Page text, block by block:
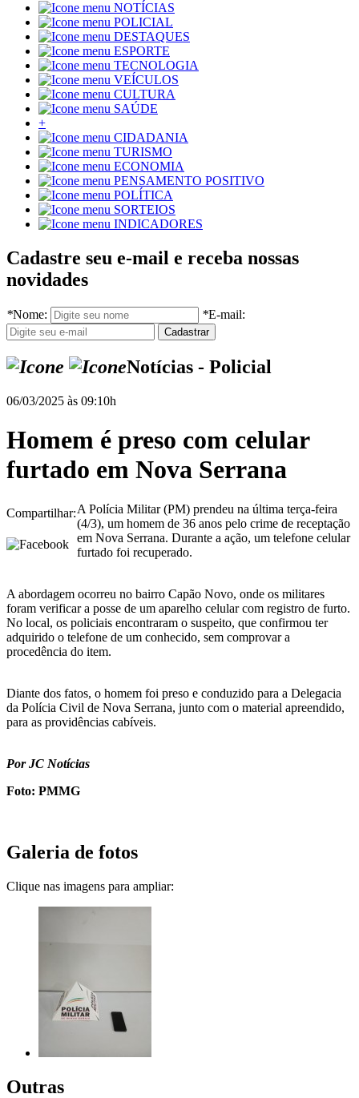
NOTÍCIAS
POLICIAL
DESTAQUES
ESPORTE
TECNOLOGIA
VEÍCULOS
CULTURA
SAÚDE
+
CIDADANIA
TURISMO
ECONOMIA
PENSAMENTO POSITIVO
POLÍTICA
SORTEIOS
INDICADORES
Cadastre seu e-mail e receba nossas
novidades
*Nome: *E-mail:
Notícias - Policial
06/03/2025 às 09:10h
Homem é preso com celular
furtado em Nova Serrana
Compartilhar:A Polícia Militar (PM) prendeu na última terça-feira
(4/3), um homem de 36 anos pelo crime de receptação
em Nova Serrana. Durante a ação, um telefone celular
furtado foi recuperado.
A abordagem ocorreu no bairro Capão Novo, onde os militares
foram verificar a posse de um aparelho celular com registro de furto.
No local, os policiais encontraram o suspeito, que confirmou ter
adquirido o telefone de um conhecido, sem comprovar a
procedência do item.
Diante dos fatos, o homem foi preso e conduzido para a Delegacia
da Polícia Civil de Nova Serrana, junto com o material apreendido,
para as providências cabíveis.
Por JC Notícias
Foto: PMMG
Galeria de fotos
Clique nas imagens para ampliar:
Outras